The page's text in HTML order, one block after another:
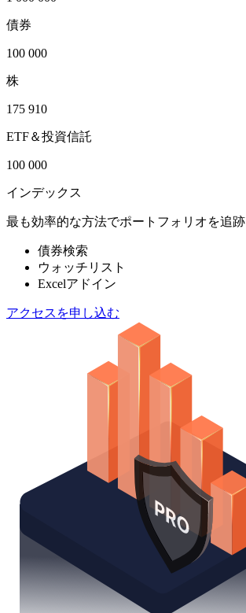
債券
100 000
株
175 910
ETF＆投資信託
100 000
インデックス
最も効率的な方法でポートフォリオを追跡
債券検索
ウォッチリスト
Excelアドイン
アクセスを申し込む